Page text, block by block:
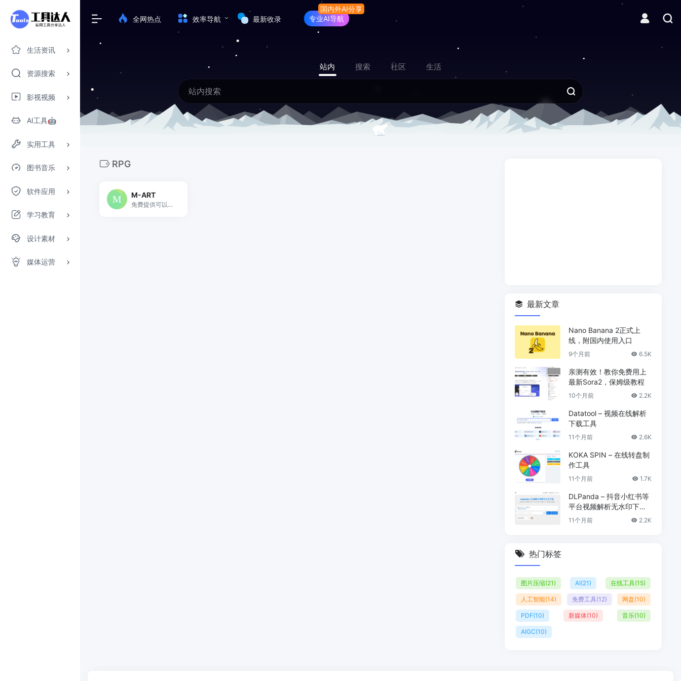
生活资讯
资源搜索
影视视频
AI工具🤖
实用工具
图书音乐
软件应用
学习教育
设计素材
媒体运营
全网热点 效率导航 最新收录 专业AI导航
站内 搜索 社区 生活
RPG
M-ART
免费提供可以在游戏和视频中使用的歌曲，例如战斗歌曲和钢琴曲。
最新文章
Nano Banana 2正式上
线，附国内使用入口
9个月前 6.5K
亲测有效！教你免费用上
最新Sora2，保姆级教程
10个月前 2.2K
Datatool – 视频在线解析
下载工具
11个月前 2.6K
KOKA SPIN – 在线转盘制
作工具
11个月前 1.7K
DLPanda – 抖音小红书等
平台视频解析无水印下载
工具
11个月前 2.2K
热门标签
图片压缩(21) AI(21) 在线工具(15)
人工智能(14) 免费工具(12) 网盘(10)
PDF(10) 新媒体(10) 音乐(10)
AIGC(10)